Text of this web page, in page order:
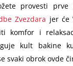
provesti prve
Zvezdara jer će
komfor i
kult bakine
svaki obrok ovde